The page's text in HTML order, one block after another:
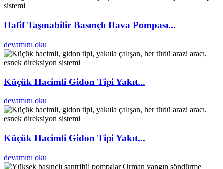
Hafif Taşınabilir Basınçlı Hava Pompası...
devamını oku
Küçük Hacimli Gidon Tipi Yakıt...
devamını oku
Küçük Hacimli Gidon Tipi Yakıt...
devamını oku